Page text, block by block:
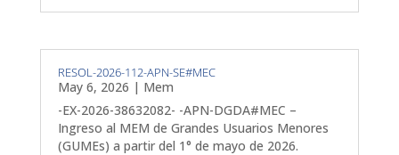
RESOL-2026-112-APN-SE#MEC
May 6, 2026 | Mem
-EX-2026-38632082- -APN-DGDA#MEC –
Ingreso al MEM de Grandes Usuarios Menores
(GUMEs) a partir del 1° de mayo de 2026.